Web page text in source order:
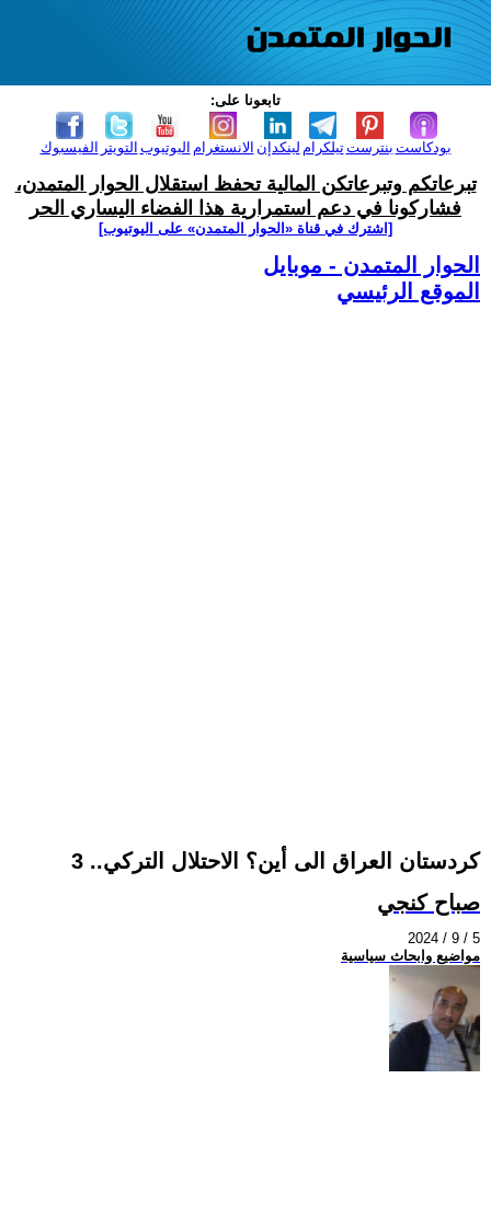
تابعونا على:
الفيسبوك التويتر اليوتيوب الانستغرام لينكدإن تيلكرامبنترست بودكاست
تبرعاتكم وتبرعاتكن المالية تحفظ استقلال الحوار المتمدن،
فشاركونا في دعم استمرارية هذا الفضاء اليساري الحر
[اشترك في قناة ‫«الحوار المتمدن» على اليوتيوب]
الحوار المتمدن - موبايل
الموقع الرئيسي
كردستان العراق الى أين؟ الاحتلال التركي.. 3
صباح كنجي
2024 / 9 / 5
مواضيع وابحاث سياسية